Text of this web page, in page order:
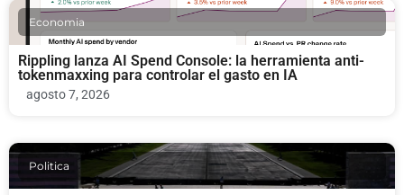
Economia
Rippling lanza AI Spend Console: la herramienta anti-
tokenmaxxing para controlar el gasto en IA
agosto 7, 2026
Politica